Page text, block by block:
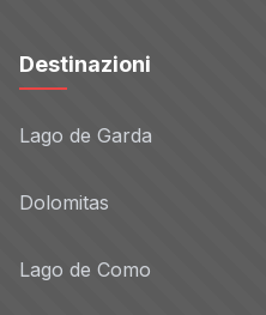
Destinazioni
Lago de Garda
Dolomitas
Lago de Como